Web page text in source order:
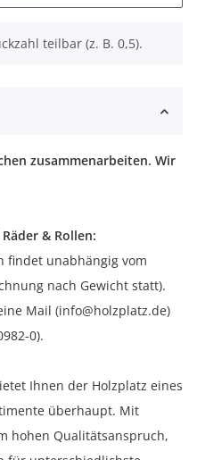
teilbar (z. B. 0,5).
zusammenarbeiten. Wir
& Rollen:
findet unabhängig vom
nach Gewicht statt).
Mail (info@holzplatz.de)
0).
Ihnen der Holzplatz eines
überhaupt. Mit
hohen Qualitätsanspruch,